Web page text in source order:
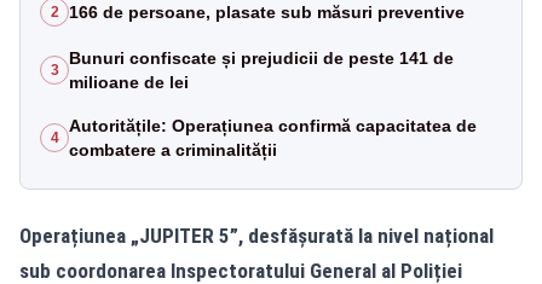
2 166 de persoane, plasate sub măsuri preventive
3
Bunuri confiscate și prejudicii de peste 141 de
milioane de lei
4
Autoritățile: Operațiunea confirmă capacitatea de
combatere a criminalității
Operațiunea „JUPITER 5”, desfășurată la nivel național
sub coordonarea Inspectoratului General al Poliției